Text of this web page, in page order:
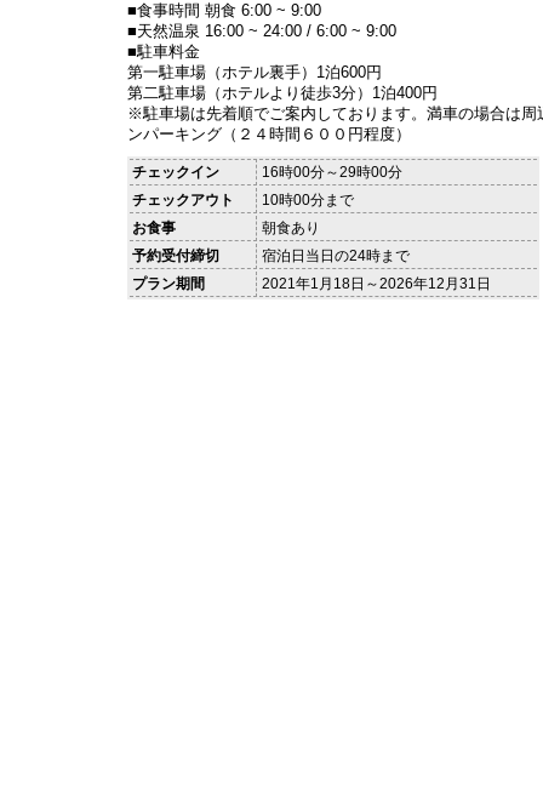
■食事時間 朝食 6:00 ~ 9:00
■天然温泉 16:00 ~ 24:00 / 6:00 ~ 9:00
■駐車料金
第一駐車場（ホテル裏手）1泊600円
第二駐車場（ホテルより徒歩3分）1泊400円
※駐車場は先着順でご案内しております。満車の場合は周
ンパーキング（２４時間６００円程度）
チェックイン
16時00分～29時00分
チェックアウト
10時00分まで
お食事
朝食あり
予約受付締切
宿泊日当日の24時まで
プラン期間
2021年1月18日～2026年12月31日